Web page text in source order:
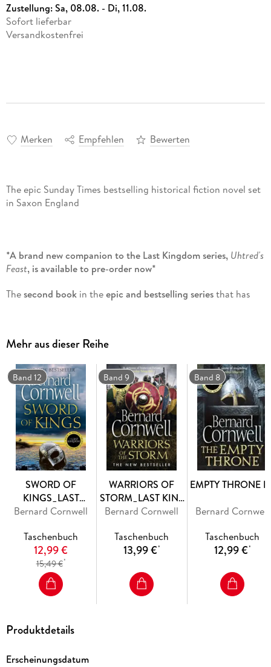
Zustellung:Sa, 08.08. - Di, 11.08.
Sofort lieferbar
Versandkostenfrei
Merken Empfehlen Bewerten
The epic Sunday Times bestselling historical fiction novel set
in Saxon England
*A brand new companion to the Last Kingdom series, Uhtred's
Feast, is available to pre-order now*
Thesecond bookin theepic and bestselling seriesthat has
gripped millions.
Mehr aus dieser Reihe
Band 12
SWORD OF
KINGS_LAST
KINGD12 PB
Bernard Cornwell
Taschenbuch
12,99 €
15,49 €*
Band 9
WARRIORS OF
STORM_LAST KIN9
PB
Bernard Cornwell
Taschenbuch
13,99 €*
Band 8
EMPTY THRONE
Bernard Cornwell
Taschenbuch
12,99 €*
Produktdetails
Erscheinungsdatum